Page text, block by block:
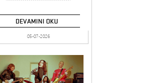
DEVAMINI OKU
05-07-2026